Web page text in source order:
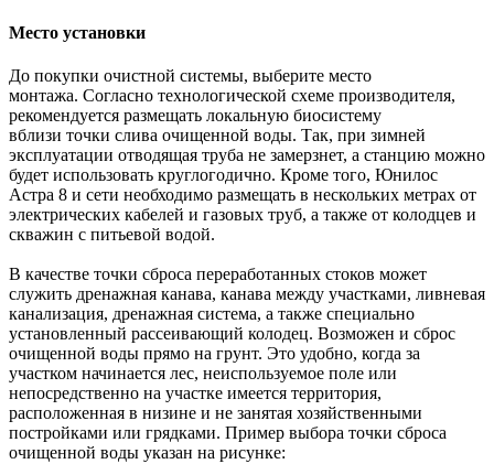
Место установки
До покупки очистной системы, выберите место
монтажа. Согласно технологической схеме производителя,
рекомендуется размещать локальную биосистему
вблизи точки слива очищенной воды. Так, при зимней
эксплуатации отводящая труба не замерзнет, а станцию можно
будет использовать круглогодично. Кроме того, Юнилос
Астра 8 и сети необходимо размещать в нескольких метрах от
электрических кабелей и газовых труб, а также от колодцев и
скважин с питьевой водой.
В качестве точки сброса переработанных стоков может
служить дренажная канава, канава между участками, ливневая
канализация, дренажная система, а также специально
установленный рассеивающий колодец. Возможен и сброс
очищенной воды прямо на грунт. Это удобно, когда за
участком начинается лес, неиспользуемое поле или
непосредственно на участке имеется территория,
расположенная в низине и не занятая хозяйственными
постройками или грядками. Пример выбора точки сброса
очищенной воды указан на рисунке: